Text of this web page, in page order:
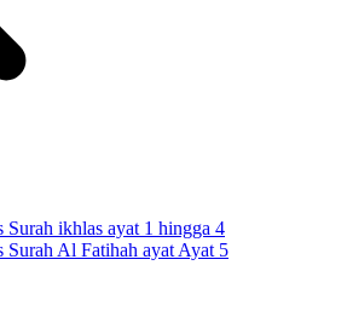
Surah ikhlas ayat 1 hingga 4
Surah Al Fatihah ayat Ayat 5